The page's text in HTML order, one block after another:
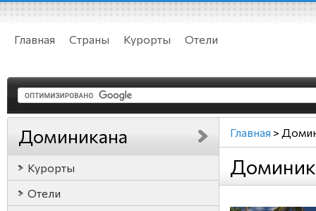
Главная Страны Курорты Отели
Доминикана
Курорты
Отели
Главная >